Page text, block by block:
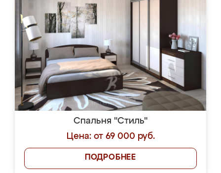
Спальня "Стиль"
Цена: от 69 000 руб.
ПОДРОБНЕЕ